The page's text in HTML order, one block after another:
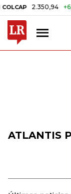
2.350,94 +6,13
ATLANTIS